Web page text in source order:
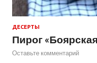
ДЕСЕРТЫ
Пирог
Оставьте комментарий